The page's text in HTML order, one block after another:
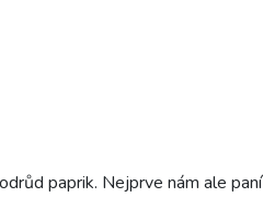
paprik. Nejprve nám ale